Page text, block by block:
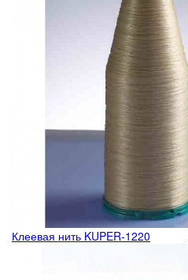
Клеевая нить KUPER-1220